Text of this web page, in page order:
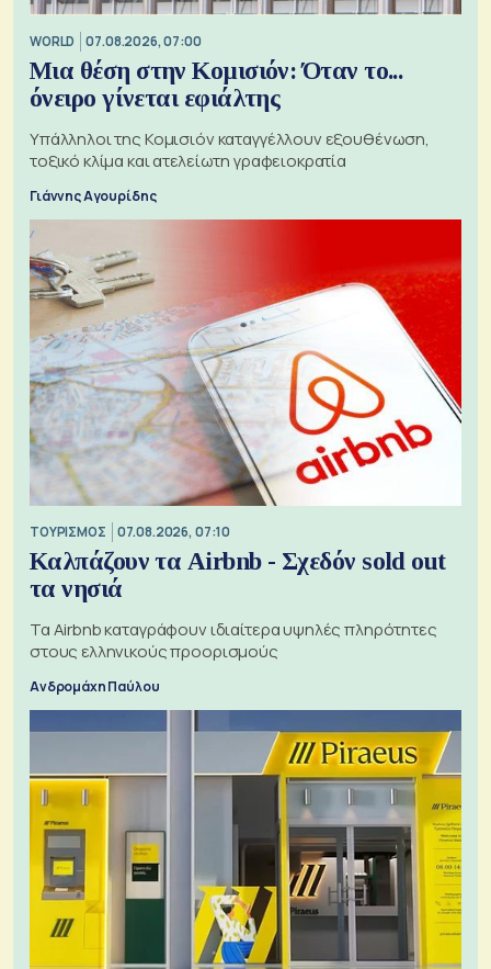
WORLD 07.08.2026, 07:00
Μια θέση στην Κομισιόν: Όταν το...
όνειρο γίνεται εφιάλτης
Υπάλληλοι της Κομισιόν καταγγέλλουν εξουθένωση,
τοξικό κλίμα και ατελείωτη γραφειοκρατία
Γιάννης Αγουρίδης
ΤΟΥΡΙΣΜΟΣ 07.08.2026, 07:10
Καλπάζουν τα Airbnb - Σχεδόν sold out
τα νησιά
Τα Airbnb καταγράφουν ιδιαίτερα υψηλές πληρότητες
στους ελληνικούς προορισμούς
Ανδρομάχη Παύλου